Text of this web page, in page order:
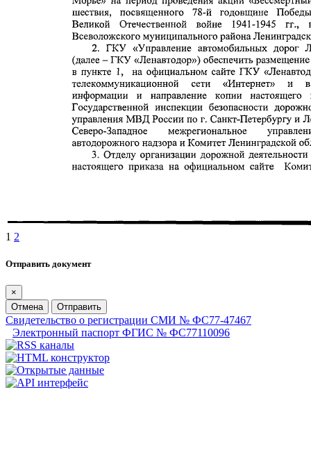
1 2
Отправить документ
×
Отмена
Отправить
Свидетельство о регистрации СМИ № ФС77-47467
Электронный паспорт ФГИС № ФС77110096